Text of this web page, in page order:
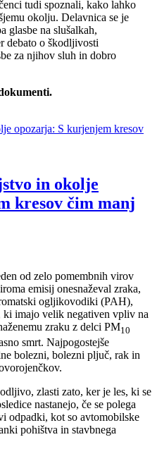
tudi spoznali, kako lahko
okolju. Delavnica se je
glasbe na slušalkah,
debato o škodljivosti
za njihov sluh in dobro
in okolje
kresov čim manj
od zelo pomembnih virov
emisij onesnaževal zraka,
ogljikovodiki (PAH),
imajo velik negativen vpliv na
zraku z delci PM10
smrt. Najpogostejše
bolezni, bolezni pljuč, rak in
zlasti zato, ker je les, ki se
nastanejo, če se polega
odpadki, kot so avtomobilske
pohištva in stavbnega